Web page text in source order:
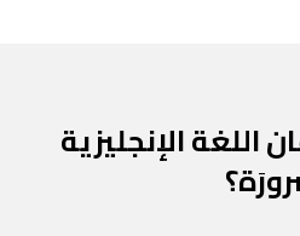
اللغة الإنجليزية